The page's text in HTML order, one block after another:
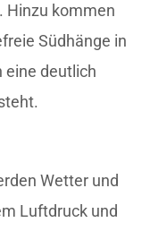
Hinzu kommen
Südhänge in
eine deutlich
Wetter und
Luftdruck und